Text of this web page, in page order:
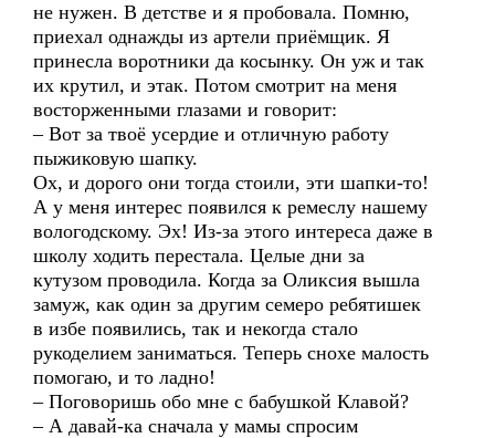
не нужен. В детстве и я пробовала. Помню,
приехал однажды из артели приёмщик. Я
принесла воротники да косынку. Он уж и так
их крутил, и этак. Потом смотрит на меня
восторженными глазами и говорит:
– Вот за твоё усердие и отличную работу
пыжиковую шапку.
Ох, и дорого они тогда стоили, эти шапки-то!
А у меня интерес появился к ремеслу нашему
вологодскому. Эх! Из-за этого интереса даже в
школу ходить перестала. Целые дни за
кутузом проводила. Когда за Оликсия вышла
замуж, как один за другим семеро ребятишек
в избе появились, так и некогда стало
рукоделием заниматься. Теперь снохе малость
помогаю, и то ладно!
– Поговоришь обо мне с бабушкой Клавой?
– А давай-ка сначала у мамы спросим